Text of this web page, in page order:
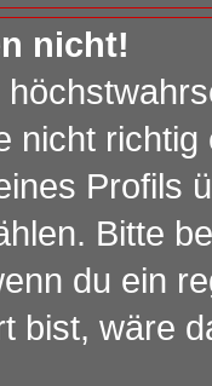
nicht!
nicht
Profils
Bitte
du ein
bist, wäre